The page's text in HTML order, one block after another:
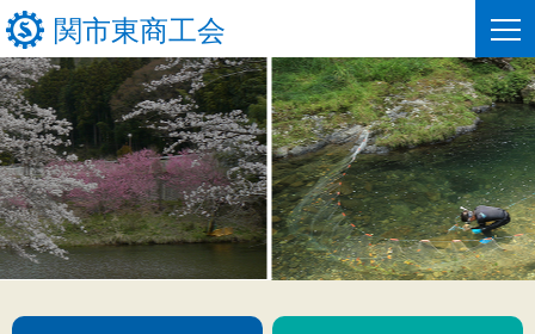
関市東商工会
HOME
新着情報
事業者・創業者の方へ
商工会の経営支援
入会のご案内
商工会の支援メニュー
商工会の共済制度
商工会組織のご紹介
商工会の支援実績
商工会ビジョン
商工会未来創造プラン